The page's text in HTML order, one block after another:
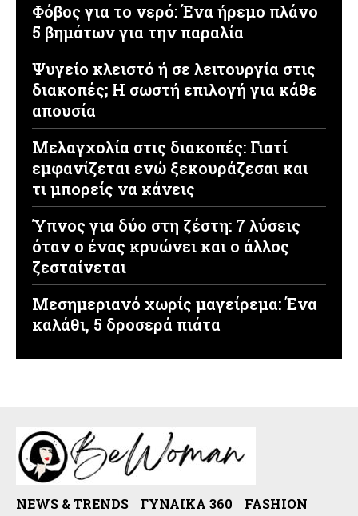
Φόβος για το νερό: Ένα ήρεμο πλάνο
5 βημάτων για την παραλία
Ψυγείο κλειστό ή σε λειτουργία στις
διακοπές; Η σωστή επιλογή για κάθε
απουσία
Μελαγχολία στις διακοπές: Γιατί
εμφανίζεται ενώ ξεκουράζεσαι και
τι μπορείς να κάνεις
Ύπνος για δύο στη ζέστη: 7 λύσεις
όταν ο ένας κρυώνει και ο άλλος
ζεσταίνεται
Μεσημεριανό χωρίς μαγείρεμα: Ένα
καλάθι, 5 δροσερά πιάτα
NEWS & TRENDS ΓΥΝΑΊΚΑ 360
FASHION